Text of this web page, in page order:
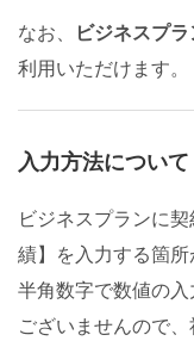
なお、 ビジネスプ
利用いただけます。
入力方法について
ビジネスプランに
績】を入力する箇所
半角数字で数値の
ございませんので